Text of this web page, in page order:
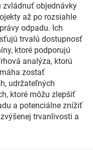
zvládnuť objednávky
až po rozsiahle
odpadu. Ich
trvalú dostupnosť
ktoré podporujú
analýza, ktorú
zostať
udržateľných
ktoré môžu zlepšiť
a potenciálne znížiť
trvanlivosti a